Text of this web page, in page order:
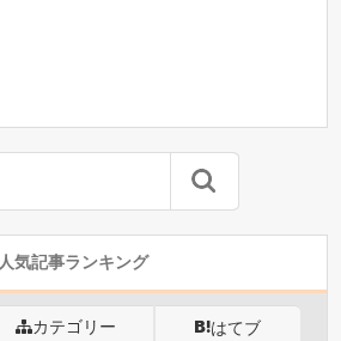
人気記事ランキング
カテゴリー はてブ